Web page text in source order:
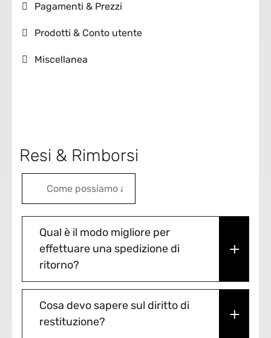
Pagamenti & Prezzi
Prodotti & Conto utente
Miscellanea
Resi & Rimborsi
Qual è il modo migliore per
effettuare una spedizione di
ritorno?
Non mettiamo a disposizione
materiale d'imballaggio, ma puoi
Cosa devo sapere sul diritto di
restituzione?